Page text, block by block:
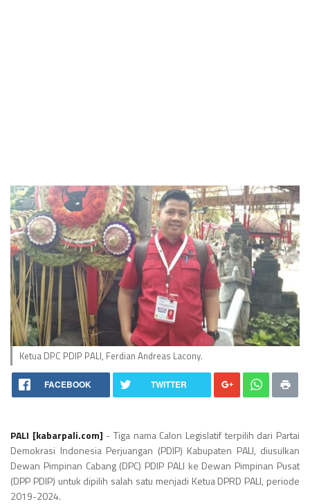
Ketua DPC PDIP PALI, Ferdian Andreas Lacony.
FACEBOOK TWITTER
PALI [kabarpali.com] - Tiga nama Calon Legislatif terpilih dari Partai
Demokrasi Indonesia Perjuangan (PDIP) Kabupaten PALI, diusulkan
Dewan Pimpinan Cabang (DPC) PDIP PALI ke Dewan Pimpinan Pusat
(DPP PDIP) untuk dipilih salah satu menjadi Ketua DPRD PALI, periode
2019-2024.